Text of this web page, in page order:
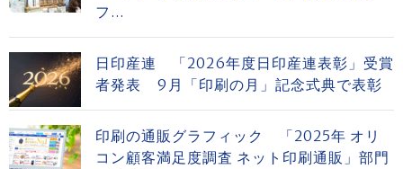
フ...
日印産連 「2026年度日印産連表彰」受賞
者発表 9月「印刷の月」記念式典で表彰
印刷の通販グラフィック 「2025年 オリ
コン顧客満足度調査 ネット印刷通販」部門